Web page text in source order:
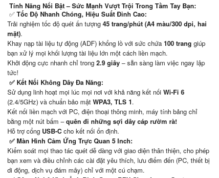
Tính Năng Nổi Bật – Sức Mạnh Vượt Trội Trong Tầm Tay Bạn:
✅ Tốc Độ Nhanh Chóng, Hiệu Suất Đỉnh Cao:
Trải nghiệm tốc độ quét ấn tượng 45 trang/phút (A4 màu/300 dpi, hai
mặt).
Khay nạp tài liệu tự động (ADF) khổng lồ với sức chứa 100 trang giúp
bạn xử lý mọi khối lượng tài liệu lớn một cách liền mạch.
Khởi động cực nhanh chỉ trong 2.9 giây – sẵn sàng làm việc ngay lập
tức!
✅ Kết Nối Không Dây Đa Năng:
Sử dụng linh hoạt mọi lúc mọi nơi với khả năng kết nối Wi-Fi 6
(2.4/5GHz) và chuẩn bảo mật WPA3, TLS 1.
Kết nối liền mạch với PC, điện thoại thông minh, máy tính bảng chỉ
bằng một nút bấm –quên đi những sợi dây cáp rườm rà!
Hỗ trợ cổng USB-C cho kết nối ổn định.
✅ Màn Hình Cảm Ứng Trực Quan 5 Inch:
Kiểm soát mọi thao tác quét dễ dàng với giao diện thân thiện, cho phép
bạn xem và điều chỉnh các cài đặt yêu thích, lưu điểm đến (PC, thiết bị
di động, dịch vụ đám mây) chỉ với một cú chạm.